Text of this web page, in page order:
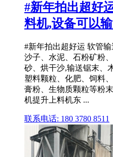
#新年拍出超好
料机,设备可以
#新年拍出超好运 软管
沙子、水泥、石粉矿粉
砂、烘干沙,输送锯末、
塑料颗粒、化肥、饲料
膏粉、生物质颗粒等粉
机提升上料机东 ...
联系电话: 180 3780 8511